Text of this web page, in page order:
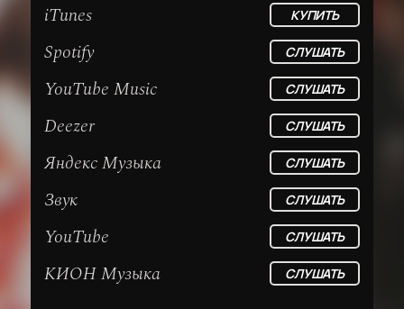
iTunes КУПИТЬ
Spotify СЛУШАТЬ
YouTube Music СЛУШАТЬ
Deezer СЛУШАТЬ
Яндекс Музыка СЛУШАТЬ
Звук СЛУШАТЬ
YouTube СЛУШАТЬ
КИОН Музыка СЛУШАТЬ